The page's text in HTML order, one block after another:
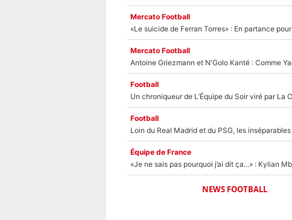
Mercato Football
Mercato Football
Football
Football
Équipe de France
NEWS FOOTBALL